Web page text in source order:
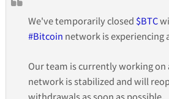
We've temporarily closed $BTC
#Bitcoin network is experiencing
Our team is currently working on
network is stabilized and will
withdrawals as soon as possible.